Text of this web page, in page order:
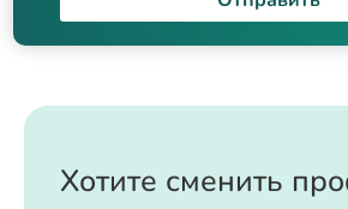
Хотите сменить